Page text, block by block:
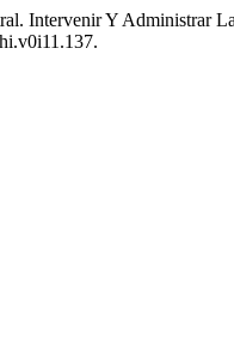
Intervenir Y Administrar